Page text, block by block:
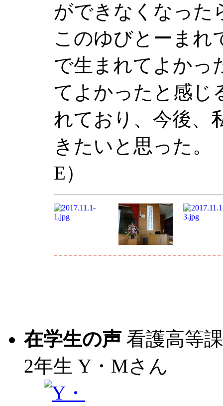
ができなくなった
このゆびとーまれ
で生まれてよかっ
てよかったと感じ
れており、今後、
きたいと思った
E）
在学生の声 看護高等
2年生 Y・Mさん